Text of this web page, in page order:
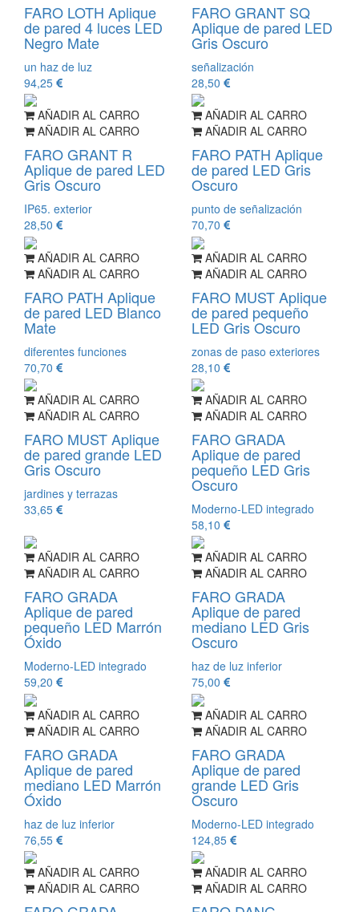
FARO LOTH Aplique
de pared 4 luces LED
Negro Mate
un haz de luz
94,25
FARO GRANT SQ
Aplique de pared LED
Gris Oscuro
señalización
28,50
AÑADIR AL CARRO
AÑADIR AL CARRO
FARO GRANT R
Aplique de pared LED
Gris Oscuro
IP65. exterior
28,50
AÑADIR AL CARRO
AÑADIR AL CARRO
FARO PATH Aplique
de pared LED Gris
Oscuro
punto de señalización
70,70
AÑADIR AL CARRO
AÑADIR AL CARRO
FARO PATH Aplique
de pared LED Blanco
Mate
diferentes funciones
70,70
AÑADIR AL CARRO
AÑADIR AL CARRO
FARO MUST Aplique
de pared pequeño
LED Gris Oscuro
zonas de paso exteriores
28,10
AÑADIR AL CARRO
AÑADIR AL CARRO
FARO MUST Aplique
de pared grande LED
Gris Oscuro
jardines y terrazas
33,65
AÑADIR AL CARRO
AÑADIR AL CARRO
FARO GRADA
Aplique de pared
pequeño LED Gris
Oscuro
Moderno-LED integrado
58,10
AÑADIR AL CARRO
AÑADIR AL CARRO
FARO GRADA
Aplique de pared
pequeño LED Marrón
Óxido
Moderno-LED integrado
59,20
AÑADIR AL CARRO
AÑADIR AL CARRO
FARO GRADA
Aplique de pared
mediano LED Gris
Oscuro
haz de luz inferior
75,00
AÑADIR AL CARRO
AÑADIR AL CARRO
FARO GRADA
Aplique de pared
mediano LED Marrón
Óxido
haz de luz inferior
76,55
AÑADIR AL CARRO
AÑADIR AL CARRO
FARO GRADA
Aplique de pared
grande LED Gris
Oscuro
Moderno-LED integrado
124,85
AÑADIR AL CARRO
AÑADIR AL CARRO
AÑADIR AL CARRO
AÑADIR AL CARRO